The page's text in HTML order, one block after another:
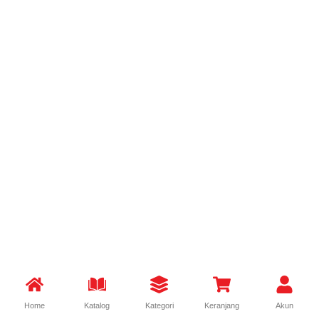
Home Katalog Kategori Keranjang Akun